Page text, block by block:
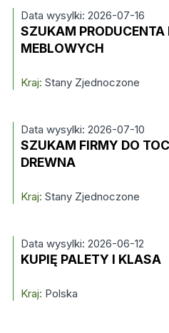
Data wysylki: 2026-07-16
SZUKAM PRODUCENTA
MEBLOWYCH
Kraj: Stany Zjednoczone
Data wysylki: 2026-07-10
SZUKAM FIRMY DO
DREWNA
Kraj: Stany Zjednoczone
Data wysylki: 2026-06-12
KUPIĘ PALETY I KLASA
Kraj: Polska